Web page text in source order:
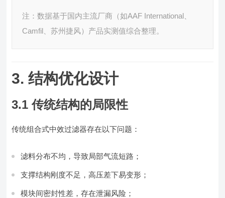
注：数据基于国内主流厂商（如AAF International、
Camfil、苏州捷风）产品实测值综合整理。
3. 结构优化设计
3.1 传统结构的局限性
传统组合式中效过滤器存在以下问题：
滤料分布不均，导致局部气流短路；
支撑结构刚度不足，高压差下易变形；
模块间密封性差，存在泄漏风险；